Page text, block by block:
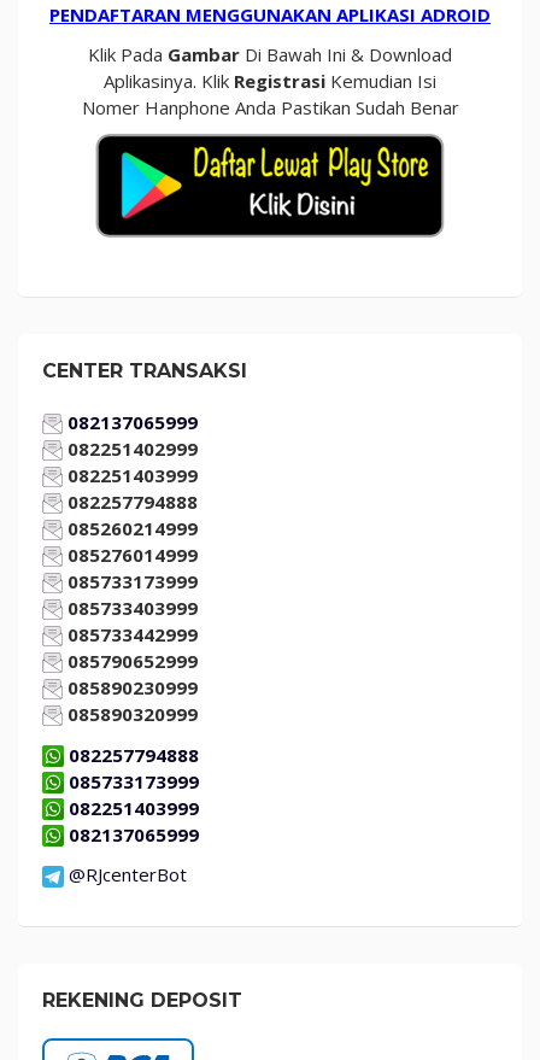
PENDAFTARAN MENGGUNAKAN APLIKASI ADROID
Klik Pada Gambar Di Bawah Ini & Download
Aplikasinya. Klik Registrasi Kemudian Isi
Nomer Hanphone Anda Pastikan Sudah Benar
CENTER TRANSAKSI
082137065999
082251402999
082251403999
082257794888
085260214999
085276014999
085733173999
085733403999
085733442999
085790652999
085890230999
085890320999
082257794888
085733173999
082251403999
082137065999
@RJcenterBot
REKENING DEPOSIT